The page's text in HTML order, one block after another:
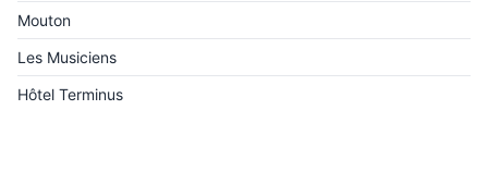
Mouton
Les Musiciens
Hôtel Terminus